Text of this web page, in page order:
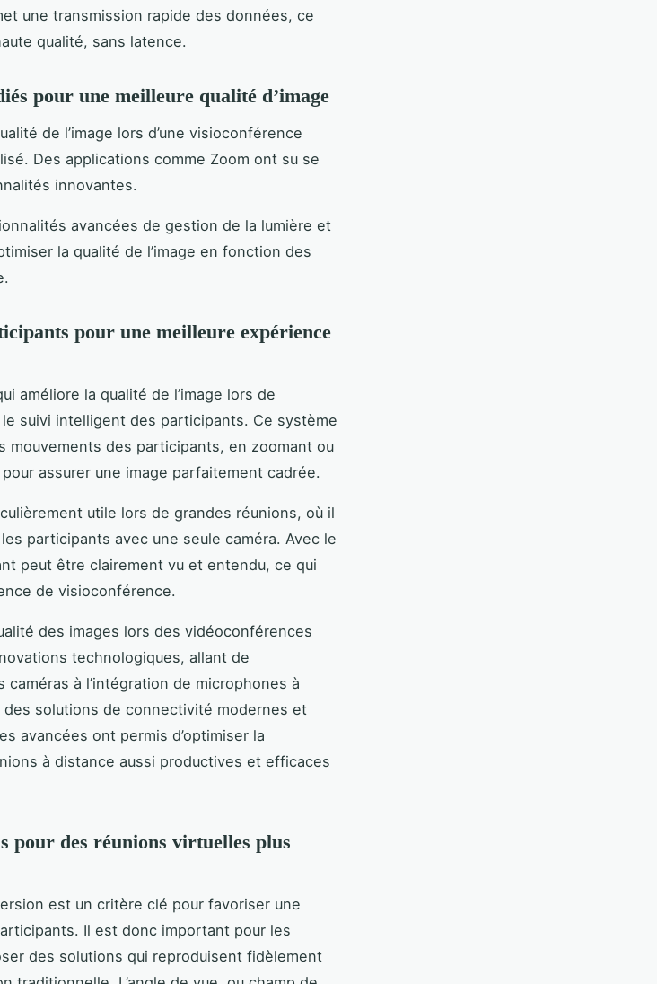
une transmission rapide des données, ce
qualité, sans latence.
pour une meilleure qualité d’image
de l’image lors d’une visioconférence
Des applications comme Zoom ont su se
innovantes.
avancées de gestion de la lumière et
la qualité de l’image en fonction des
pour une meilleure expérience
améliore la qualité de l’image lors de
suivi intelligent des participants. Ce système
mouvements des participants, en zoomant ou
assurer une image parfaitement cadrée.
utile lors de grandes réunions, où il
participants avec une seule caméra. Avec le
peut être clairement vu et entendu, ce qui
de visioconférence.
des images lors des vidéoconférences
technologiques, allant de
caméras à l’intégration de microphones à
solutions de connectivité modernes et
avancées ont permis d’optimiser la
à distance aussi productives et efficaces
pour des réunions virtuelles plus
est un critère clé pour favoriser une
Il est donc important pour les
des solutions qui reproduisent fidèlement